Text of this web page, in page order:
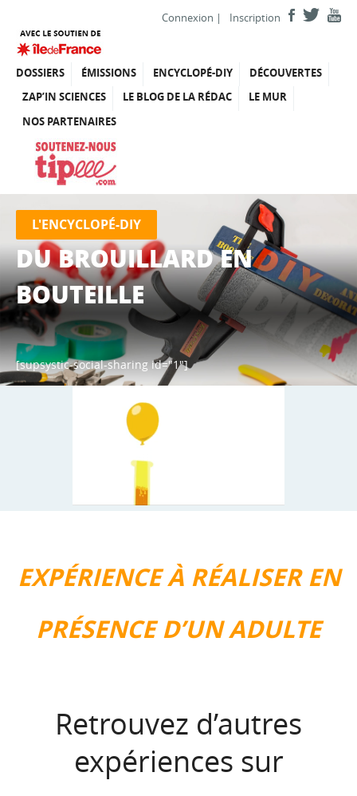
Connexion | Inscription
DOSSIERS ÉMISSIONS ENCYCLOPÉ-DIY
DÉCOUVERTES
ZAP’IN SCIENCES
LE BLOG DE LA RÉDAC
LE MUR
NOS PARTENAIRES
L'ENCYCLOPÉ-DIY
DU BROUILLARD EN
BOUTEILLE
[supsystic-social-sharing id="1"]
EXPÉRIENCE À RÉALISER EN
PRÉSENCE D’UN ADULTE
Retrouvez d’autres
expériences sur